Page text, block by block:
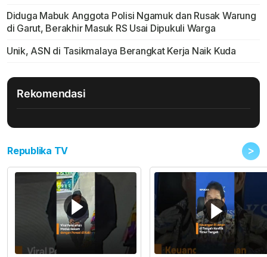
Diduga Mabuk Anggota Polisi Ngamuk dan Rusak Warung
di Garut, Berakhir Masuk RS Usai Dipukuli Warga
Unik, ASN di Tasikmalaya Berangkat Kerja Naik Kuda
Rekomendasi
Republika TV >